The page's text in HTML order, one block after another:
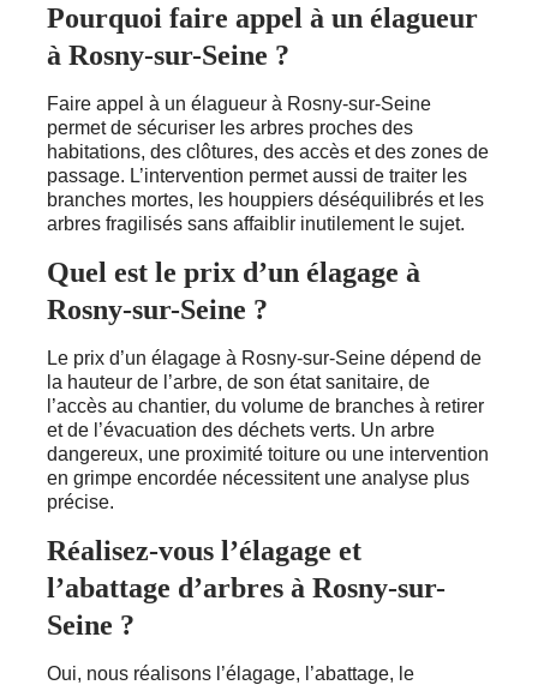
Pourquoi faire appel à un élagueur
à Rosny-sur-Seine ?
Faire appel à un élagueur à Rosny-sur-Seine
permet de sécuriser les arbres proches des
habitations, des clôtures, des accès et des zones de
passage. L’intervention permet aussi de traiter les
branches mortes, les houppiers déséquilibrés et les
arbres fragilisés sans affaiblir inutilement le sujet.
Quel est le prix d’un élagage à
Rosny-sur-Seine ?
Le prix d’un élagage à Rosny-sur-Seine dépend de
la hauteur de l’arbre, de son état sanitaire, de
l’accès au chantier, du volume de branches à retirer
et de l’évacuation des déchets verts. Un arbre
dangereux, une proximité toiture ou une intervention
en grimpe encordée nécessitent une analyse plus
précise.
Réalisez-vous l’élagage et
l’abattage d’arbres à Rosny-sur-
Seine ?
Oui, nous réalisons l’élagage, l’abattage, le